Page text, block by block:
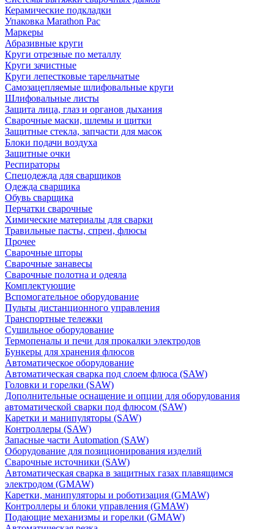
Керамические подкладки
Упаковка Marathon Pac
Маркеры
Абразивные круги
Круги отрезные по металлу
Круги зачистные
Круги лепестковые тарельчатые
Самозацепляемые шлифовальные круги
Шлифовальные листы
Защита лица, глаз и органов дыхания
Сварочные маски, шлемы и щитки
Защитные стекла, запчасти для масок
Блоки подачи воздуха
Защитные очки
Респираторы
Спецодежда для сварщиков
Одежда сварщика
Обувь сварщика
Перчатки сварочные
Химические материалы для сварки
Травильные пасты, спреи, флюсы
Прочее
Сварочные шторы
Сварочные занавесы
Сварочные полотна и одеяла
Комплектующие
Вспомогательное оборудование
Пульты дистанционного управления
Транспортные тележки
Сушильное оборудование
Термопеналы и печи для прокалки электродов
Бункеры для хранения флюсов
Автоматическое оборудование
Автоматическая сварка под слоем флюса (SAW)
Головки и горелки (SAW)
Дополнительные оснащение и опции для оборудования
автоматической сварки под флюсом (SAW)
Каретки и манипуляторы (SAW)
Контроллеры (SAW)
Запасные части Automation (SAW)
Оборудование для позиционирования изделий
Сварочные источники (SAW)
Автоматическая сварка в защитных газах плавящимся
электродом (GMAW)
Каретки, манипуляторы и роботизация (GMAW)
Контроллеры и блоки управления (GMAW)
Подающие механизмы и горелки (GMAW)